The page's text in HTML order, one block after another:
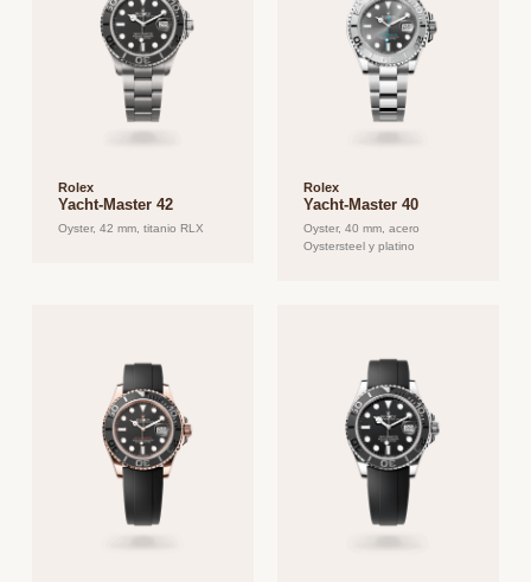
Rolex
Yacht-Master 42
Oyster, 42 mm, titanio RLX
Rolex
Yacht-Master 40
Oyster, 40 mm, acero
Oystersteel y platino